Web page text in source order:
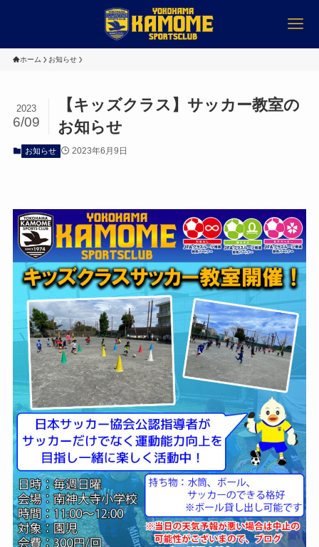
ホーム お知らせ
【キッズクラス】サッカー教室の
お知らせ
2023
6/09
お知らせ 2023年6月9日